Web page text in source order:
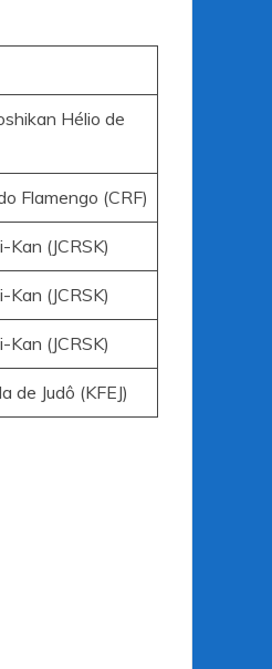
Hélio de
Flamengo (CRF)
Kan (JCRSK)
Kan (JCRSK)
Kan (JCRSK)
de Judô (KFEJ)